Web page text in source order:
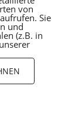
von
Sie
und
(z.B. in